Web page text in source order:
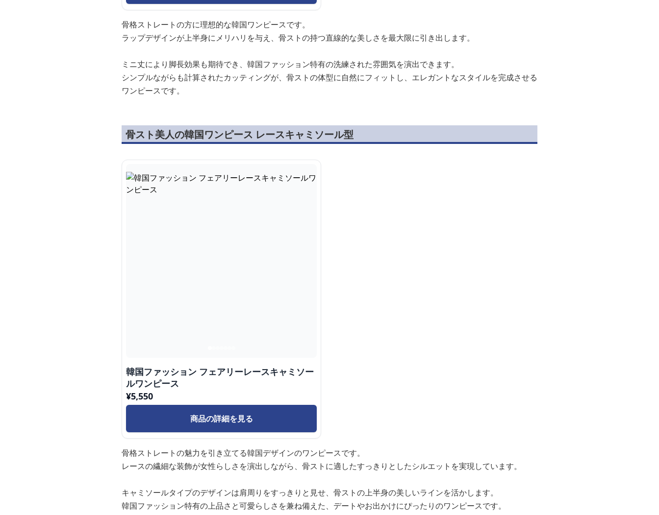
骨格ストレートの方に理想的な韓国ワンピースです。
ラップデザインが上半身にメリハリを与え、骨ストの持つ直線的な美しさを最大限に引き出します。
ミニ丈により脚長効果も期待でき、韓国ファッション特有の洗練された雰囲気を演出できます。
シンプルながらも計算されたカッティングが、骨ストの体型に自然にフィットし、エレガントなスタイルを完成させる
ワンピースです。
骨スト美人の韓国ワンピース レースキャミソール型
韓国ファッション フェアリーレースキャミソー
ルワンピース
¥5,550
商品の詳細を見る
骨格ストレートの魅力を引き立てる韓国デザインのワンピースです。
レースの繊細な装飾が女性らしさを演出しながら、骨ストに適したすっきりとしたシルエットを実現しています。
キャミソールタイプのデザインは肩周りをすっきりと見せ、骨ストの上半身の美しいラインを活かします。
韓国ファッション特有の上品さと可愛らしさを兼ね備えた、デートやお出かけにぴったりのワンピースです。